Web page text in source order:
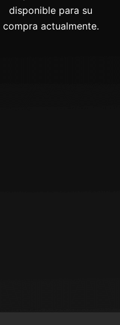
disponible para su
compra actualmente.